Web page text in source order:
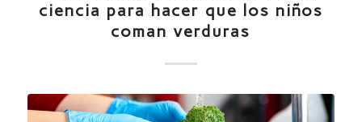
ciencia para hacer que los niños
coman verduras